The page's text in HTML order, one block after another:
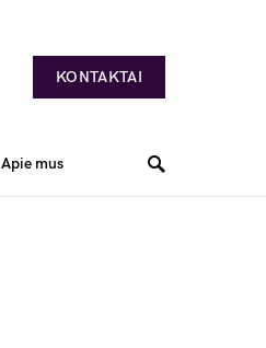
KONTAKTAI
Apie mus